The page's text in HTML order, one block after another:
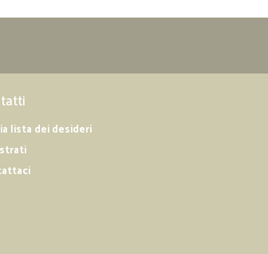
lista dei desideri